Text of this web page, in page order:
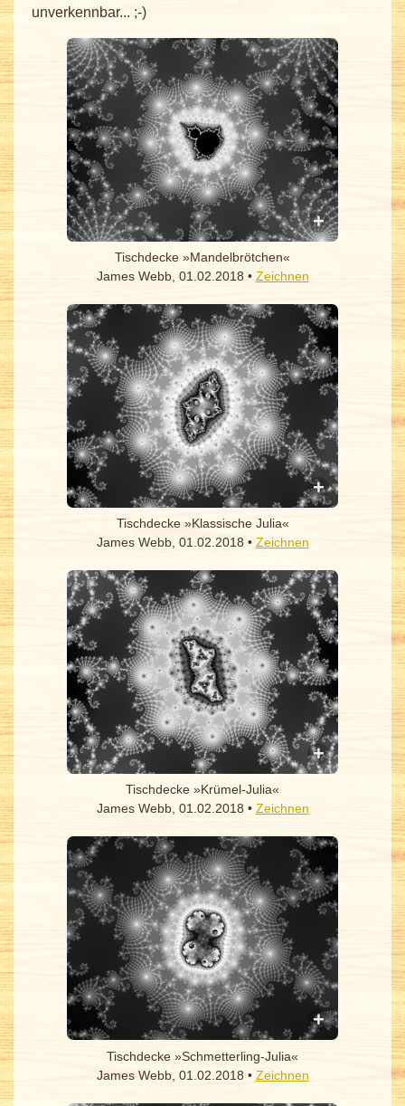
unverkennbar... ;-)
Tischdecke »Mandelbrötchen«
James Webb, 01.02.2018 • Zeichnen
Tischdecke »Klassische Julia«
James Webb, 01.02.2018 • Zeichnen
Tischdecke »Krümel-Julia«
James Webb, 01.02.2018 • Zeichnen
Tischdecke »Schmetterling-Julia«
James Webb, 01.02.2018 • Zeichnen